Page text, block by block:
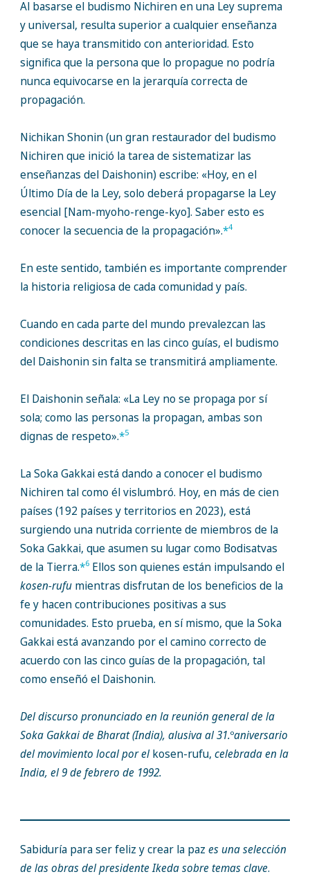
Al basarse el budismo Nichiren en una Ley suprema
y universal, resulta superior a cualquier enseñanza
que se haya transmitido con anterioridad. Esto
significa que la persona que lo propague no podría
nunca equivocarse en la jerarquía correcta de
propagación.
Nichikan Shonin (un gran restaurador del budismo
Nichiren que inició la tarea de sistematizar las
enseñanzas del Daishonin) escribe: «Hoy, en el
Último Día de la Ley, solo deberá propagarse la Ley
esencial [Nam-myoho-renge-kyo]. Saber esto es
conocer la secuencia de la propagación».*4
En este sentido, también es importante comprender
la historia religiosa de cada comunidad y país.
Cuando en cada parte del mundo prevalezcan las
condiciones descritas en las cinco guías, el budismo
del Daishonin sin falta se transmitirá ampliamente.
El Daishonin señala: «La Ley no se propaga por sí
sola; como las personas la propagan, ambas son
dignas de respeto».*5
La Soka Gakkai está dando a conocer el budismo
Nichiren tal como él vislumbró. Hoy, en más de cien
países (192 países y territorios en 2023), está
surgiendo una nutrida corriente de miembros de la
Soka Gakkai, que asumen su lugar como Bodisatvas
de la Tierra.*6Ellos son quienes están impulsando el
kosen-rufumientras disfrutan de los beneficios de la
fe y hacen contribuciones positivas a sus
comunidades. Esto prueba, en sí mismo, que la Soka
Gakkai está avanzando por el camino correcto de
acuerdo con las cinco guías de la propagación, tal
como enseñó el Daishonin.
Del discurso pronunciado en la reunión general de la
Soka Gakkai de Bharat (India), alusiva al 31.ºaniversario
del movimiento local por elkosen-rufu, celebrada en la
India, el 9 de febrero de 1992.
Sabiduría para ser feliz y crear la paz es una selección
de las obras del presidente Ikeda sobre temas clave.